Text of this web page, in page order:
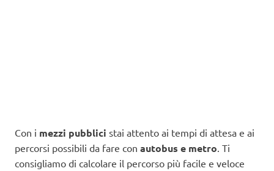
Con i mezzi pubblici stai attento ai tempi di attesa e ai
percorsi possibili da fare con autobus e metro. Ti
consigliamo di calcolare il percorso più facile e veloce